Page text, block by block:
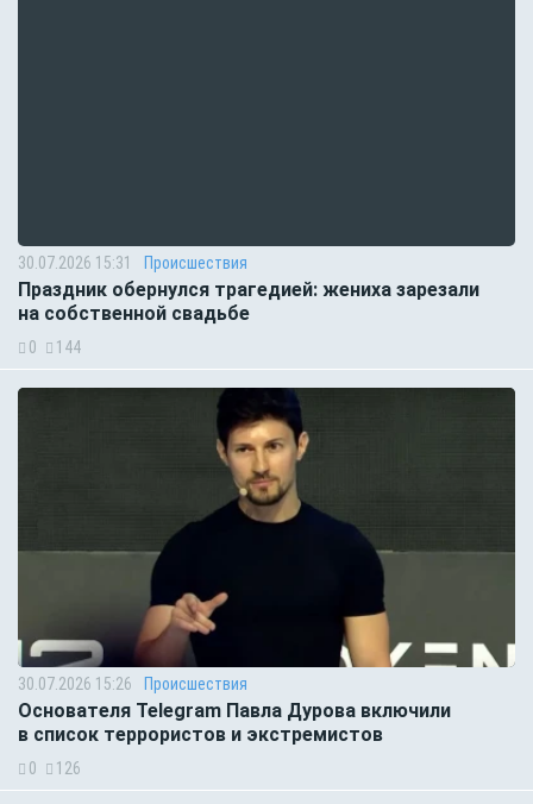
30.07.2026 15:31 Происшествия
Праздник обернулся трагедией: жениха зарезали
на собственной свадьбе
0 144
30.07.2026 15:26 Происшествия
Основателя Telegram Павла Дурова включили
в список террористов и экстремистов
0 126